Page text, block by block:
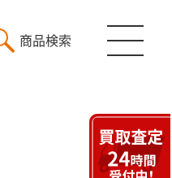
商品検索